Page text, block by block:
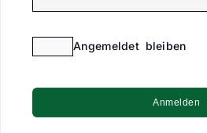
Angemeldet bleiben
Anmelden